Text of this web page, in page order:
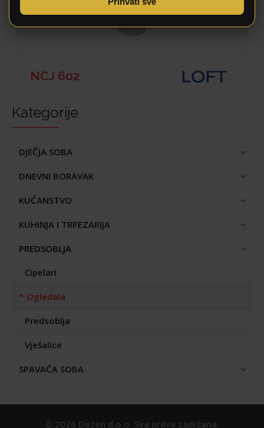
NCJ 602
Kategorije
DJEČJA SOBA
DNEVNI BORAVAK
KUĆANSTVO
KUHINJA I TRPEZARIJA
PREDSOBLJA
Cipelari
Ogledala
Predsoblja
Vješalice
SPAVAĆA SOBA
© 2026 Dezen d.o.o. Sva prava zadržana.